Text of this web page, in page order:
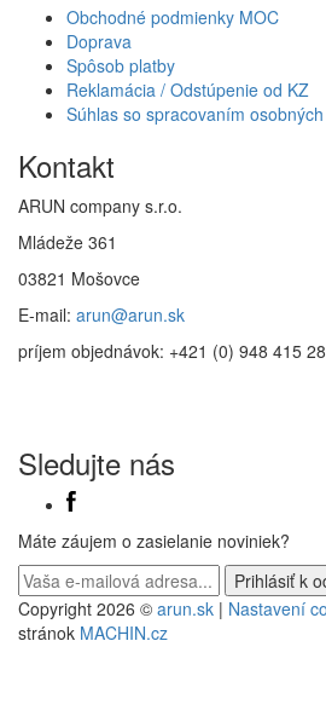
Obchodné podmienky MOC
Doprava
Spôsob platby
Reklamácia / Odstúpenie od KZ
Súhlas so spracovaním
Kontakt
ARUN company s.r.o.
Mládeže 361
03821 Mošovce
E-mail: arun@arun.sk
príjem objednávok: +421 (0) 948 415
Sledujte nás
Máte záujem o zasielanie noviniek?
Copyright 2026 © arun.sk | Nastavení
stránok MACHIN.cz